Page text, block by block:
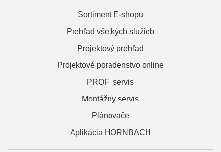
Sortiment E-shopu
Prehľad všetkých služieb
Projektový prehľad
Projektové poradenstvo online
PROFI servis
Montážny servis
Plánovače
Aplikácia HORNBACH